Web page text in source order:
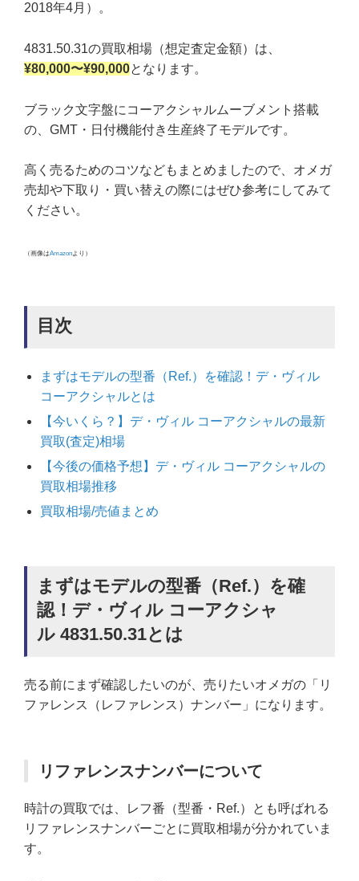
2018年4月）。
4831.50.31の買取相場（想定査定金額）は、
¥80,000〜¥90,000となります。
ブラック文字盤にコーアクシャルムーブメント搭載
の、GMT・日付機能付き生産終了モデルです。
高く売るためのコツなどもまとめましたので、オメガ
売却や下取り・買い替えの際にはぜひ参考にしてみて
ください。
（画像はAmazon より）
目次
まずはモデルの型番（Ref.）を確認！デ・ヴィル
コーアクシャルとは
【今いくら？】デ・ヴィル コーアクシャルの最新
買取(査定)相場
【今後の価格予想】デ・ヴィル コーアクシャルの
買取相場推移
買取相場/売値まとめ
まずはモデルの型番（Ref.）を確
認！デ・ヴィル コーアクシャ
ル 4831.50.31とは
売る前にまず確認したいのが、売りたいオメガの「リ
ファレンス（レファレンス）ナンバー」になります。
リファレンスナンバーについて
時計の買取では、レフ番（型番・Ref.）とも呼ばれる
リファレンスナンバーごとに買取相場が分かれていま
す。